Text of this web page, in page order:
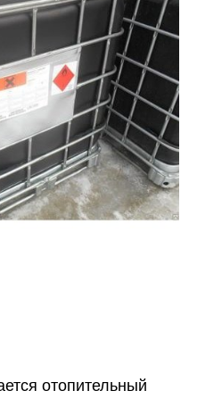
отопительный